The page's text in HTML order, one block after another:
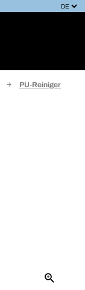
PU-Reiniger